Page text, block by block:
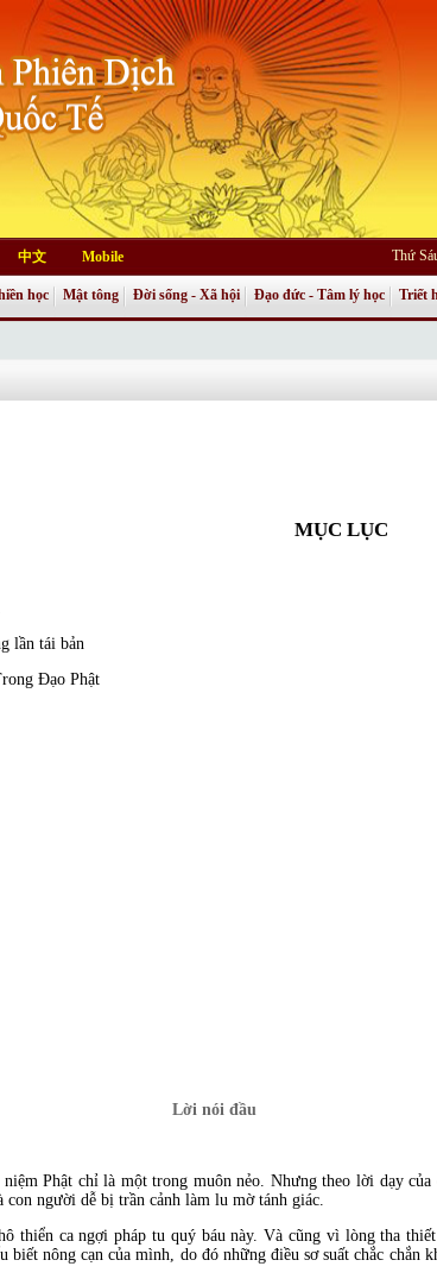
中文 Mobile Thứ
học Mật tông Đời sống - Xã hội Đạo đức - Tâm lý học Triết
MỤC LỤC
lần tái bản
Đạo Phật
Lời nói đầu
Phật chỉ là một trong muôn nẻo. Nhưng theo lời dạy
người dễ bị trần cảnh làm lu mờ tánh giác.
thiển ca ngợi pháp tu quý báu này. Và cũng vì lòng tha
biết nông cạn của mình, do đó những điều sơ suất chắc